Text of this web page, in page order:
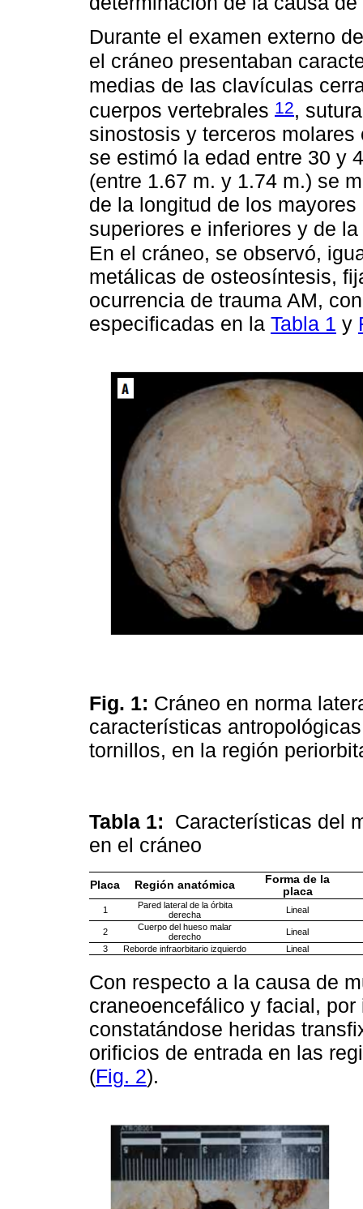
Durante el examen externo
el cráneo presentaban
medias de las clavículas
cuerpos vertebrales 12,
sinostosis y terceros
se estimó la edad entre 30 y
(entre 1.67 m. y 1.74 m.) se
de la longitud de los
superiores e inferiores y de
En el cráneo, se observó,
metálicas de osteosíntesis,
ocurrencia de trauma AM,
especificadas en la Tabla 1 y
Fig. 1: Cráneo en norma
características
tornillos, en la región
Tabla 1: Características del
en el cráneo
Placa Región anatómica
Forma de la
placa
1
Pared lateral de la órbita
derecha
Lineal
2
Cuerpo del hueso malar
derecho
Lineal
3
Reborde infraorbitario izquierdo Lineal
Con respecto a la causa de
craneoencefálico y facial,
constatándose heridas
orificios de entrada en las
(Fig. 2).